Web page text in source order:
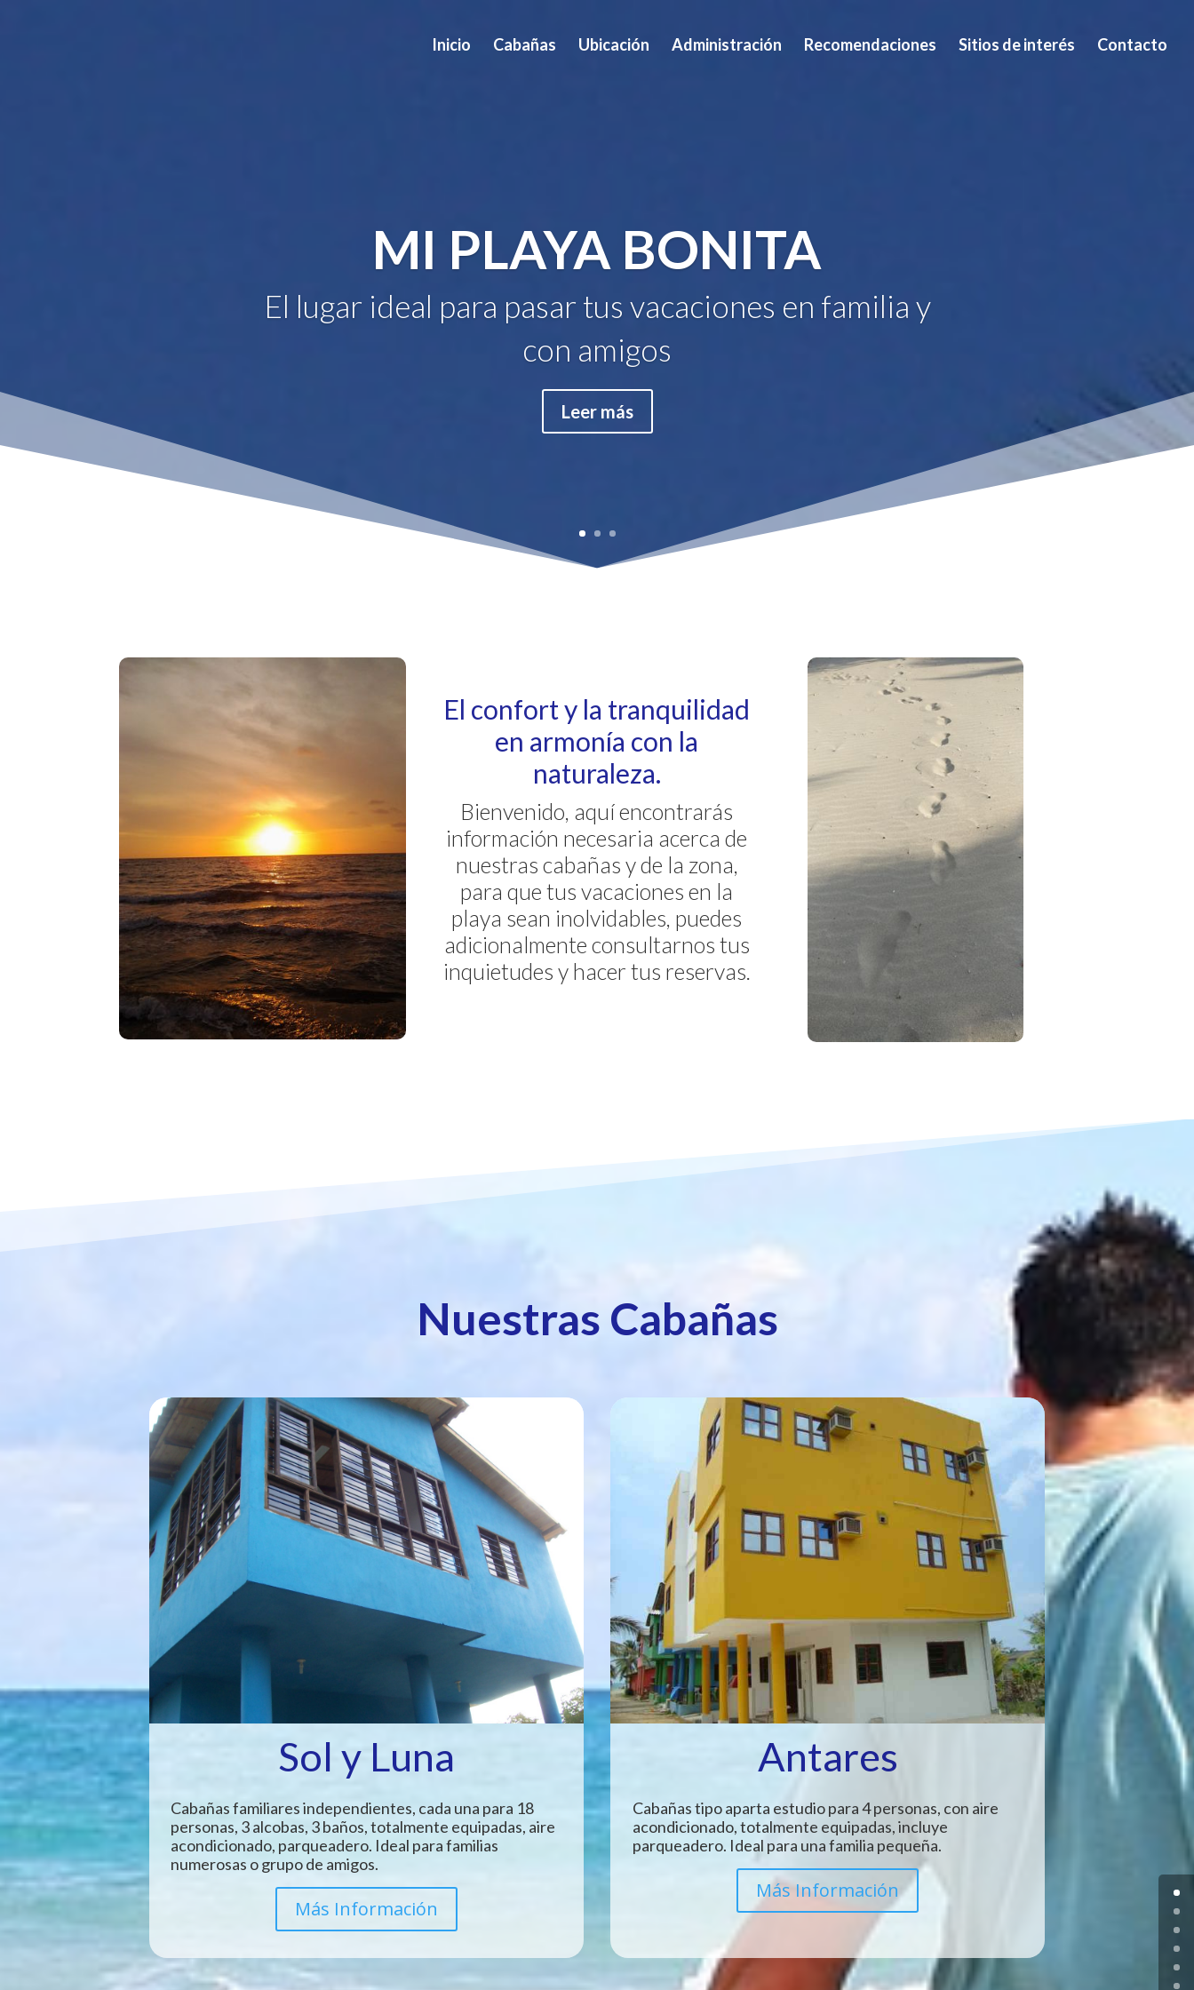
Inicio Cabañas Ubicación Administración Recomendaciones Sitios de interés Contacto
MI PLAYA BONITA
El lugar ideal para pasar tus vacaciones en familia y
con amigos
Leer más
El confort y la tranquilidad
en armonía con la
naturaleza.
Bienvenido, aquí encontrarás
información necesaria acerca de
nuestras cabañas y de la zona,
para que tus vacaciones en la
playa sean inolvidables, puedes
adicionalmente consultarnos tus
inquietudes y hacer tus reservas.
Nuestras Cabañas
Sol y Luna
Cabañas familiares independientes, cada una para 18
personas, 3 alcobas, 3 baños, totalmente equipadas, aire
acondicionado, parqueadero. Ideal para familias
numerosas o grupo de amigos.
Más Información
Antares
Cabañas tipo aparta estudio para 4 personas, con aire
acondicionado, totalmente equipadas, incluye
parqueadero. Ideal para una familia pequeña.
Más Información